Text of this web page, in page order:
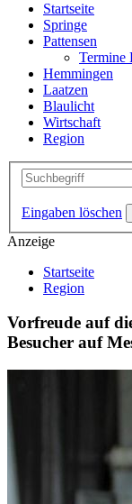
Startseite
Springe
Pattensen
Termine
Hemmingen
Laatzen
Blaulicht
Wirtschaft
Region
Eingaben löschen
Anzeige
Startseite
Region
Vorfreude auf
Besucher auf